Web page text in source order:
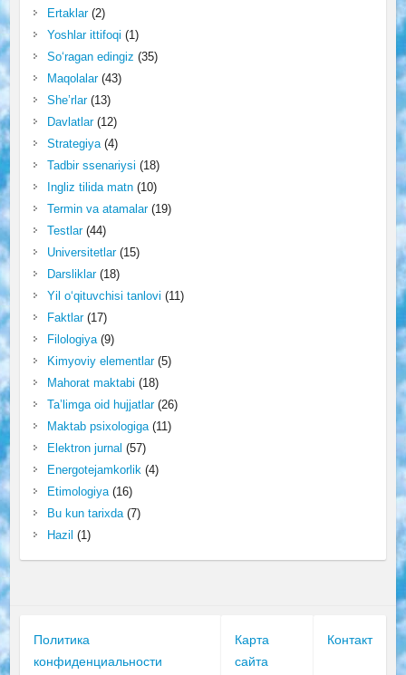
Ertaklar(2)
Yoshlar ittifoqi (1)
So‘ragan edingiz (35)
Maqolalar(43)
She’rlar(13)
Davlatlar(12)
Strategiya(4)
Tadbir ssenariysi (18)
Ingliz tilida matn(10)
Termin va atamalar(19)
Testlar(44)
Universitetlar(15)
Darsliklar(18)
Yil o‘qituvchisi tanlovi (11)
Faktlar(17)
Filologiya(9)
Kimyoviy elementlar(5)
Mahorat maktabi (18)
Ta’limga oid hujjatlar(26)
Maktab psixologiga(11)
Elektron jurnal (57)
Energotejamkorlik(4)
Etimologiya(16)
Bu kun tarixda(7)
Hazil (1)
Политика
конфиденциальности
Карта
сайта
Контакт